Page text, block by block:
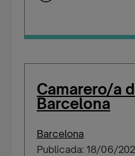
Camarero/a
Barcelona
Barcelona
Publicada: 18/06/